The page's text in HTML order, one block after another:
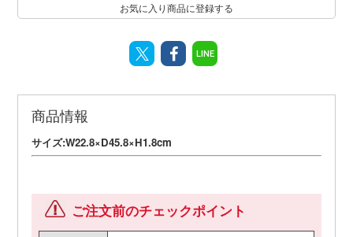
お気に入り商品に登録する
LINE
商品情報
サイズ:W22.8×D45.8×H1.8cm
ご注文前のチェックポイント